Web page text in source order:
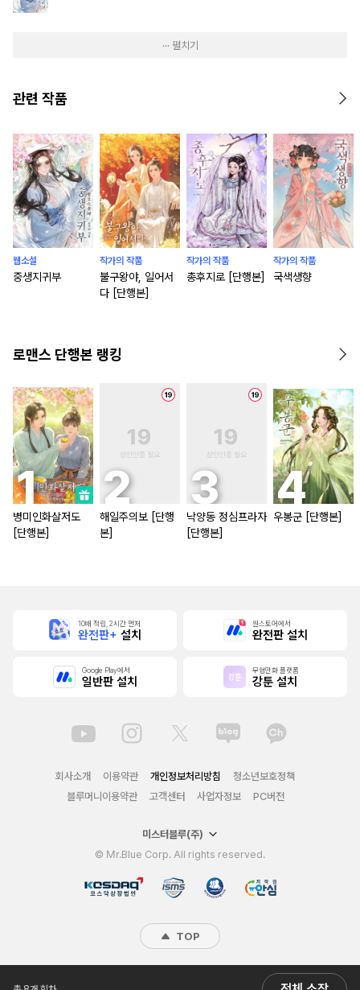
··· 펼치기
관련 작품
웹소설
중생지귀부
작가의 작품
불구왕야, 일어서
다 [단행본]
작가의 작품
총후지로 [단행본]
작가의 작품
국색생향
로맨스 단행본 랭킹
병미인화살저도
[단행본]
해일주의보 [단행
본]
낙양동 정심프라자
[단행본]
우봉군 [단행본]
10배 적립, 2시간 먼저
완전판+ 설치
원스토어에서
완전판 설치
Google Play에서
일반판 설치
무협만화 플랫폼
강툰 설치
회사소개 이용약관 개인정보처리방침
청소년보호정책
블루머니이용약관
고객센터 사업자정보 PC버전
미스터블루(주)
© Mr.Blue Corp. All rights reserved.
TOP